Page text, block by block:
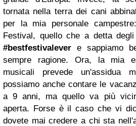
tornata nella terra dei cani
per la mia personale
Festival, quello che a detta
#bestfestivalever e sappiamo
sempre ragione. Ora, la mia
musicali prevede un'assidua
possiamo anche contare le
a 9 anni, ma quello va più
aperta. Forse è il caso che vi
dovete mai credere a chi sta